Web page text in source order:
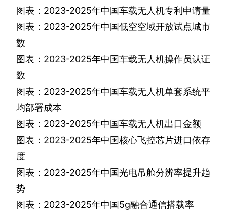
图表： 2023-2025年中国车载无人机专利申请量
图表： 2023-2025年中国低空空域开放试点城市
数
图表： 2023-2025年中国车载无人机操作员认证
数
图表： 2023-2025年中国车载无人机单套系统平
均部署成本
图表： 2023-2025年中国车载无人机出口金额
图表： 2023-2025年中国核心飞控芯片进口依存
度
图表： 2023-2025年中国光电吊舱分辨率提升趋
势
图表： 2023-2025年中国5g融合通信搭载率